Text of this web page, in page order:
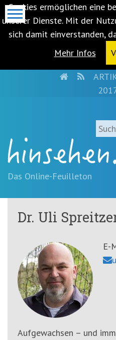
Cookies ermöglichen eine
unserer Dienste. Mit der
sich damit einverstanden,
Mehr Infos
springen
(Accesskey
'1')Zur
springen
(Accesskey
springen
(Accesskey
HOMERSS
Das Online-Feuilleton
Dr. Uli
Aufgewachsen – und
E-